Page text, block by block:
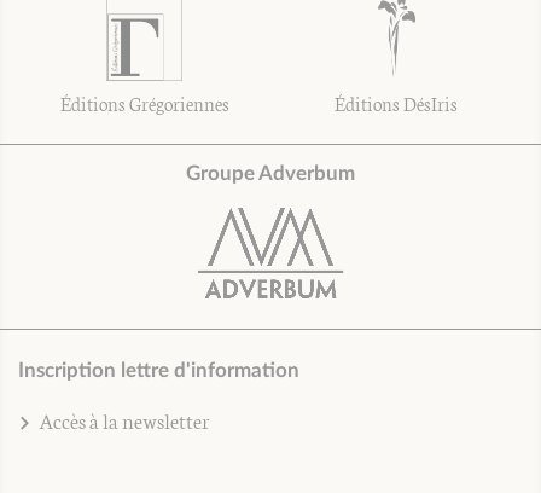
Éditions Grégoriennes Éditions DésIris
Groupe Adverbum
Inscription lettre d'information
Accès à la newsletter